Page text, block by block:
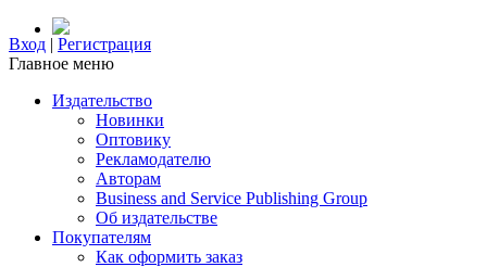
Вход | Регистрация
Главное меню
Издательство
Новинки
Оптовику
Рекламодателю
Авторам
Business and Service Publishing Group
Об издательстве
Покупателям
Как оформить заказ